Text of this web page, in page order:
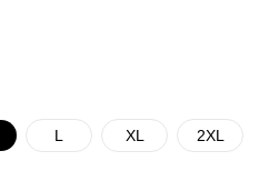
L XL 2XL